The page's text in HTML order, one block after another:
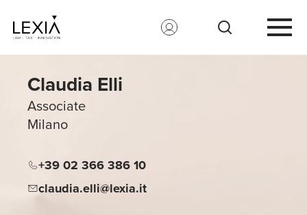
Search for:
Claudia Elli
Associate
Milano
+39 02 366 386 10
claudia.elli@lexia.it